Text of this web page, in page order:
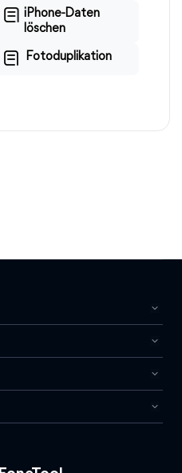
iPhone-Daten
löschen
Fotoduplikation